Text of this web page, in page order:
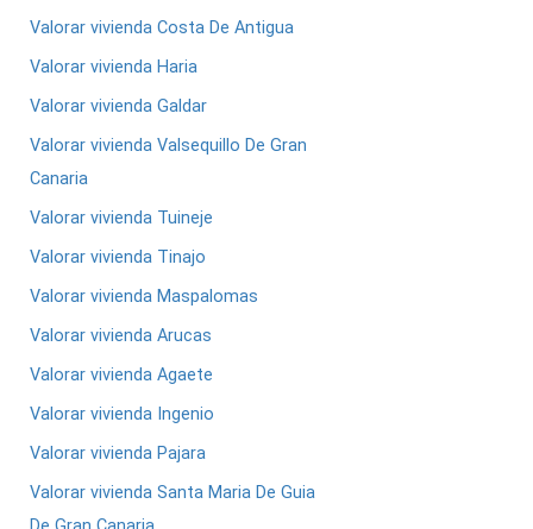
Valorar vivienda Costa De Antigua
Valorar vivienda Haria
Valorar vivienda Galdar
Valorar vivienda Valsequillo De Gran
Canaria
Valorar vivienda Tuineje
Valorar vivienda Tinajo
Valorar vivienda Maspalomas
Valorar vivienda Arucas
Valorar vivienda Agaete
Valorar vivienda Ingenio
Valorar vivienda Pajara
Valorar vivienda Santa Maria De Guia